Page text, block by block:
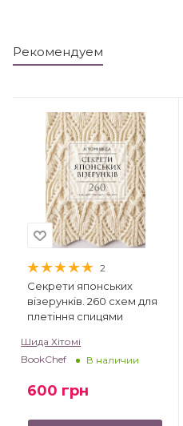
Рекомендуем
2
Секрети японських
візерунків. 260 схем для
плетіння спицями
Шида Хітомі
BookChef
В наличии
600 грн